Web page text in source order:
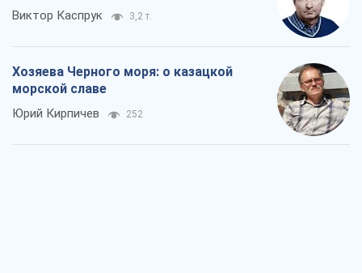
Виктор Каспрук 3,2 т.
Хозяева Черного моря: о казацкой
морской славе
Юрий Кирпичев 252